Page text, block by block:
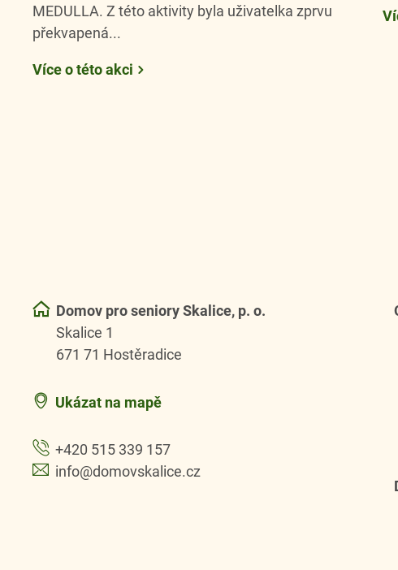
MEDULLA. Z této aktivity byla uživatelka zprvu
překvapená...
Více o této akci
Domov pro seniory Skalice, p. o.
Skalice 1
671 71 Hostěradice
Ukázat na mapě
+420 515 339 157
info@domovskalice.cz